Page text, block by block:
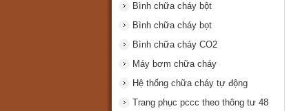
Bình chữa cháy bột
Bình chữa cháy bọt
Bình chữa cháy CO2
Máy bơm chữa cháy
Hệ thống chữa cháy tự động
Trang phục pccc theo thông tư 48